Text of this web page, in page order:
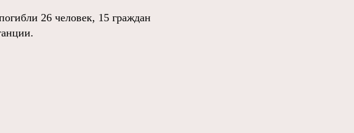
26 человек, 15 граждан